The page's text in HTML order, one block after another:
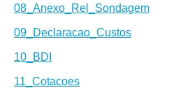
08_Anexo_Rel_Sondagem
09_Declaracao_Custos
10_BDI
11_Cotacoes